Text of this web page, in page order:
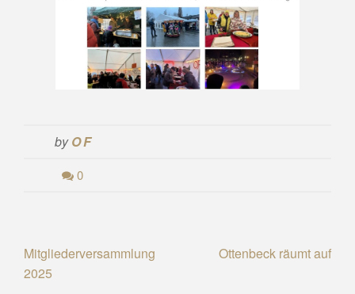
byOF
0
Beitragsnavigation
Mitgliederversammlung
2025
Ottenbeck räumt auf